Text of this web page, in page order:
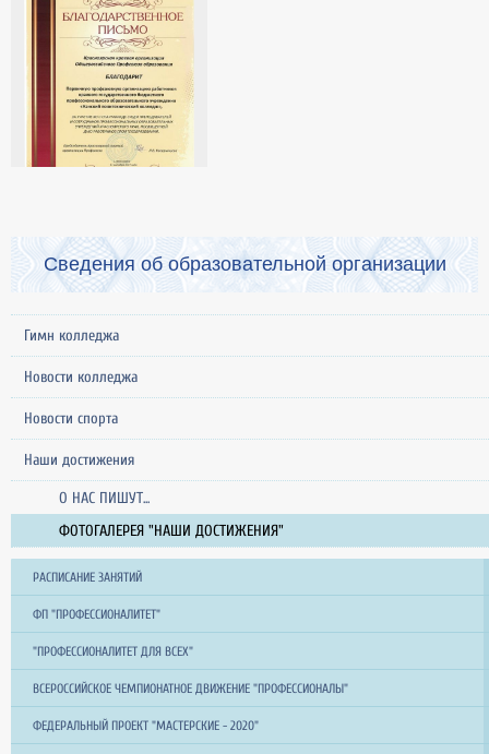
Сведения об образовательной организации
Гимн колледжа
Новости колледжа
Новости спорта
Наши достижения
О НАС ПИШУТ...
ФОТОГАЛЕРЕЯ "НАШИ ДОСТИЖЕНИЯ"
РАСПИСАНИЕ ЗАНЯТИЙ
ФП "ПРОФЕССИОНАЛИТЕТ"
"ПРОФЕССИОНАЛИТЕТ ДЛЯ ВСЕХ"
ВСЕРОССИЙСКОЕ ЧЕМПИОНАТНОЕ ДВИЖЕНИЕ "ПРОФЕССИОНАЛЫ"
ФЕДЕРАЛЬНЫЙ ПРОЕКТ "МАСТЕРСКИЕ - 2020"